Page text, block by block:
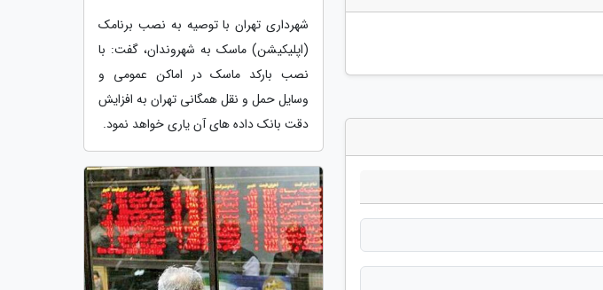
شهرداری تهران با توصیه به نصب برنامک
(اپلیکیشن) ماسک به شهروندان، گفت: با
نصب بارکد ماسک در اماکن عمومی و
وسایل حمل و نقل همگانی تهران به افزایش
دقت بانک داده های آن یاری خواهد نمود.